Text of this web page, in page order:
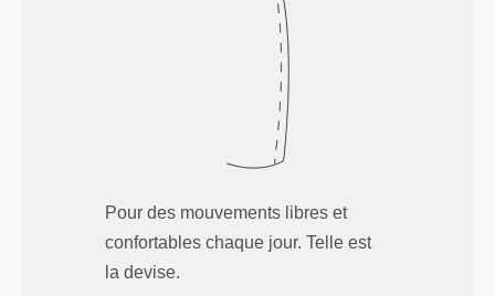
Pour des mouvements libres et
confortables chaque jour. Telle est
la devise.